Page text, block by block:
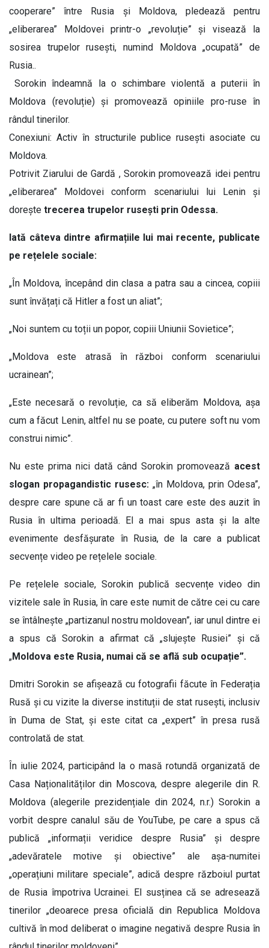
cooperare” între Rusia și Moldova, pledează pentru
„eliberarea” Moldovei printr-o „revoluție” și visează la
sosirea trupelor rusești, numind Moldova „ocupată” de
Rusia..
Sorokin îndeamnă la o schimbare violentă a puterii în
Moldova (revoluție) și promovează opiniile pro-ruse în
rândul tinerilor.
Conexiuni: Activ în structurile publice rusești asociate cu
Moldova.
Potrivit Ziarului de Gardă , Sorokin promovează idei pentru
„eliberarea” Moldovei conform scenariului lui Lenin și
dorește trecerea trupelor rusești prin Odessa.
Iată câteva dintre afirmațiile lui mai recente, publicate
pe rețelele sociale:
„În Moldova, începând din clasa a patra sau a cincea, copiii
sunt învățați că Hitler a fost un aliat”;
„Noi suntem cu toții un popor, copiii Uniunii Sovietice”;
„Moldova este atrasă în război conform scenariului
ucrainean”;
„Este necesară o revoluție, ca să eliberăm Moldova, așa
cum a făcut Lenin, altfel nu se poate, cu putere soft nu vom
construi nimic”.
Nu este prima nici dată când Sorokin promovează acest
slogan propagandistic rusesc: „în Moldova, prin Odesa”,
despre care spune că ar fi un toast care este des auzit în
Rusia în ultima perioadă. El a mai spus asta și la alte
evenimente desfășurate în Rusia, de la care a publicat
secvențe video pe rețelele sociale.
Pe rețelele sociale, Sorokin publică secvențe video din
vizitele sale în Rusia, în care este numit de către cei cu care
se întâlnește „partizanul nostru moldovean”, iar unul dintre ei
a spus că Sorokin a afirmat că „slujește Rusiei” și că
„Moldova este Rusia, numai că se află sub ocupație”.
Dmitri Sorokin se afișează cu fotografii făcute în Federația
Rusă și cu vizite la diverse instituții de stat rusești, inclusiv
în Duma de Stat, și este citat ca „expert” în presa rusă
controlată de stat.
În iulie 2024, participând la o masă rotundă organizată de
Casa Naționalităților din Moscova, despre alegerile din R.
Moldova (alegerile prezidențiale din 2024, n.r.) Sorokin a
vorbit despre canalul său de YouTube, pe care a spus că
publică „informații veridice despre Rusia” și despre
„adevăratele motive și obiective” ale așa-numitei
„operațiuni militare speciale”, adică despre războiul purtat
de Rusia împotriva Ucrainei. El susținea că se adresează
tinerilor „deoarece presa oficială din Republica Moldova
cultivă în mod deliberat o imagine negativă despre Rusia în